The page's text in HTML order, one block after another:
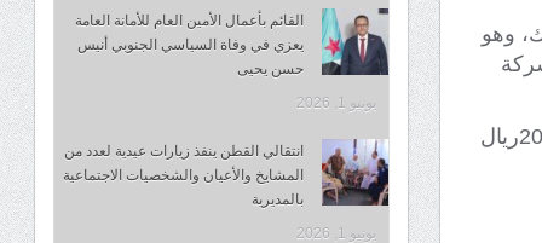
وهو
وحسب السعر الجديد، يكون سعر البترول 20 لتر 27000ريال يمني، بزيادة 2000ريال
القائم بأعمال الأمين العام للأمانة العامة
يعزي في وفاة السياسي الجنوبي أنيس
حسن يحيى
يونيو 1, 2026
انتقالي القطن ينفذ زيارات عيدية لعدد من
المشايخ والأعيان والشخصيات الاجتماعية
بالمديرية
يونيو 1, 2026